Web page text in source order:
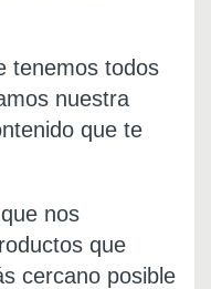
tenemos todos
nuestra
que te
nos
que
cercano posible